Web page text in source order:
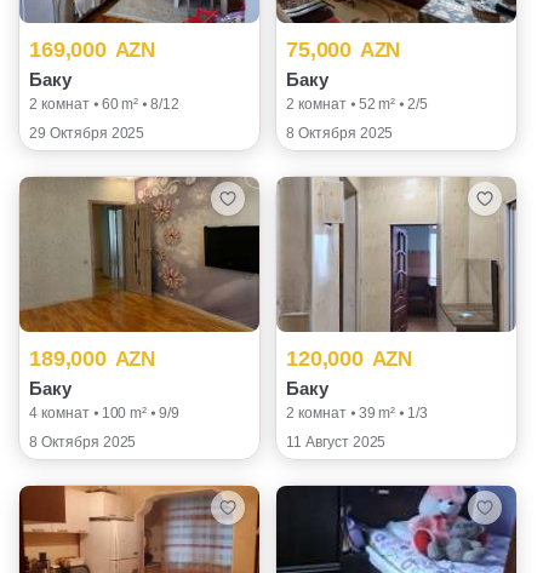
169,000 AZN
Баку
2 комнат ⦁ 60 m² ⦁ 8/12
29 Октября 2025
75,000 AZN
Баку
2 комнат ⦁ 52 m² ⦁ 2/5
8 Октября 2025
189,000 AZN
Баку
4 комнат ⦁ 100 m² ⦁ 9/9
8 Октября 2025
120,000 AZN
Баку
2 комнат ⦁ 39 m² ⦁ 1/3
11 Август 2025